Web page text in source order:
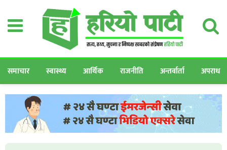
समाचार स्वास्थ्य आर्थिक राजनीति अन्तर्वार्ता अपराध